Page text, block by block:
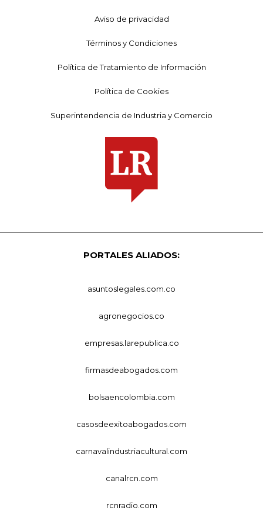
Aviso de privacidad
Términos y Condiciones
Política de Tratamiento de Información
Política de Cookies
Superintendencia de Industria y Comercio
PORTALES ALIADOS:
asuntoslegales.com.co
agronegocios.co
empresas.larepublica.co
firmasdeabogados.com
bolsaencolombia.com
casosdeexitoabogados.com
carnavalindustriacultural.com
canalrcn.com
rcnradio.com